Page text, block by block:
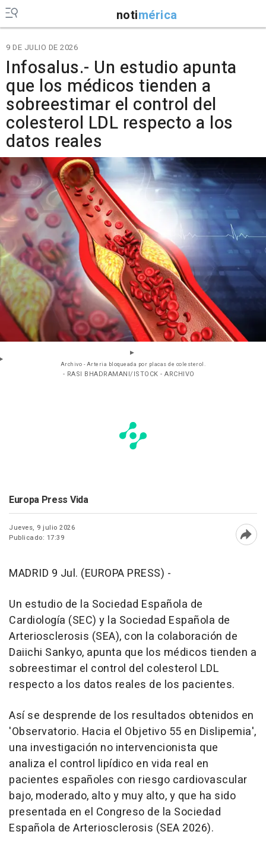
notimérica
9 DE JULIO DE 2026
Infosalus.- Un estudio apunta
que los médicos tienden a
sobreestimar el control del
colesterol LDL respecto a los
datos reales
Archivo - Arteria bloqueada por placas de colesterol.
- RASI BHADRAMANI/ISTOCK - ARCHIVO
Europa Press Vida
Jueves, 9 julio 2026
Publicado: 17:39
MADRID 9 Jul. (EUROPA PRESS) -
Un estudio de la Sociedad Española de
Cardiología (SEC) y la Sociedad Española de
Arteriosclerosis (SEA), con la colaboración de
Daiichi Sankyo, apunta que los médicos tienden a
sobreestimar el control del colesterol LDL
respecto a los datos reales de los pacientes.
Así se desprende de los resultados obtenidos en
'Observatorio. Hacia el Objetivo 55 en Dislipemia',
una investigación no intervencionista que
analiza el control lipídico en vida real en
pacientes españoles con riesgo cardiovascular
bajo, moderado, alto y muy alto, y que ha sido
presentada en el Congreso de la Sociedad
Española de Arteriosclerosis (SEA 2026).